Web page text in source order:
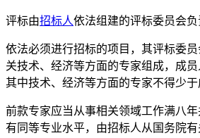
评标由招标人依法组建的评标委员会负
依法必须进行招标的项目，其评标委
关技术、经济等方面的专家组成，成员
其中技术、经济等方面的专家不得少
前款专家应当从事相关领域工作满八
有同等专业水平，由招标人从国务院